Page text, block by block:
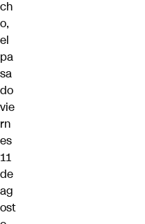
ch
o,
el
pa
sa
do
vie
rn
es
11
de
ag
ost